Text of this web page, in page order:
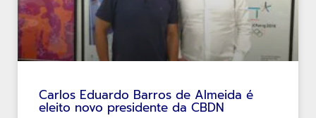
Carlos Eduardo Barros de Almeida é
eleito novo presidente da CBDN